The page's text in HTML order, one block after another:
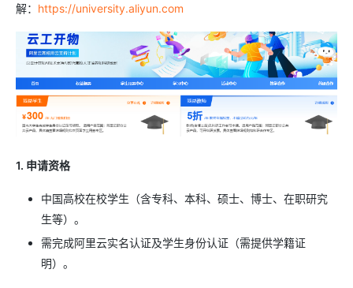
解： https://university.aliyun.com
1. 申请资格
中国高校在校学生（含专科、本科、硕士、博士、在职研究
生等）。
需完成阿里云实名认证及学生身份认证（需提供学籍证
明）。